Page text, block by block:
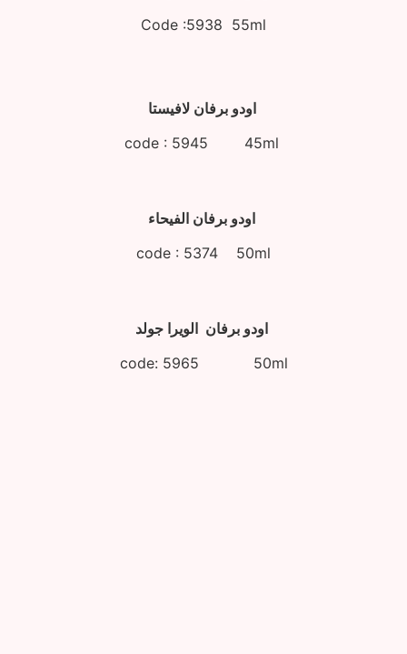
Code :5938 55ml
اودو برفان لافيستا
code : 5945 45ml
code : 5374 50ml
code: 5965 50ml